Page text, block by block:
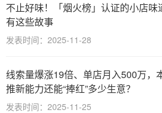
不止好味！「烟火榜」认证的小店味
有这些故事
发表时间：2025-11-28
线索量爆涨19倍、单店月入500万，
推新能力还能“捧红”多少生意？
发表时间：2025-11-25